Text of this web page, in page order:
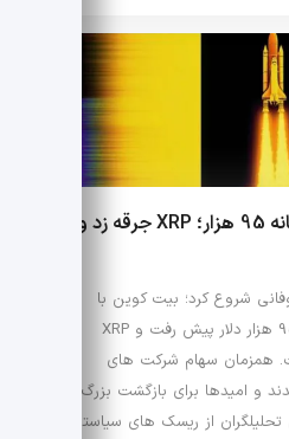
جهش بیت کوین تا آستانه 95 هزار؛ XRP جرقه زد و
سال 2026 را طوفانی شروع کرد؛ بیت کوین با
جهشی پرقدرت تا نزدیکی 95 هزار دلار پیش رفت و XRP
همزمان سهام شرکت های
و امیدها برای بازگشت بزرگ
از ریسک های سیاستی